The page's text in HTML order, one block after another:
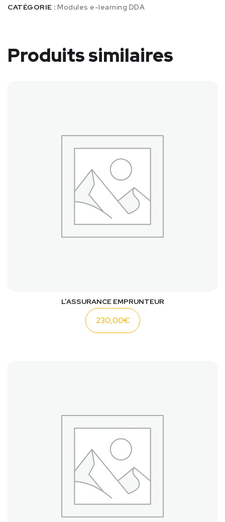
CATÉGORIE : Modules e-learning DDA
Produits similaires
L’ASSURANCE EMPRUNTEUR
230,00€